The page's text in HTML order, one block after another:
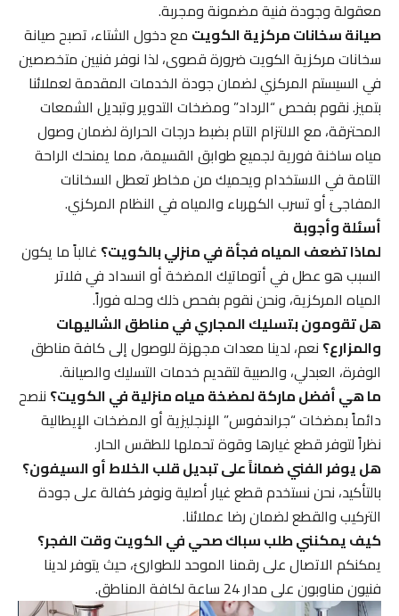
معقولة وجودة فنية مضمونة ومجربة.
صيانة سخانات مركزية الكويتمع دخول الشتاء، تصبح صيانة
سخانات مركزية الكويت ضرورة قصوى، لذا نوفر فنيين متخصصين
في السيستم المركزي لضمان جودة الخدمات المقدمة لعملائنا
بتميز. نقوم بفحص “الرداد” ومضخات التدوير وتبديل الشمعات
المحترقة، مع الالتزام التام بضبط درجات الحرارة لضمان وصول
مياه ساخنة فورية لجميع طوابق القسيمة، مما يمنحك الراحة
التامة في الاستخدام ويحميك من مخاطر تعطل السخانات
المفاجئ أو تسرب الكهرباء والمياه في النظام المركزي.
أسئلة وأجوبة
لماذا تضعف المياه فجأة في منزلي بالكويت؟غالباً ما يكون
السبب هو عطل في أتوماتيك المضخة أو انسداد في فلاتر
المياه المركزية، ونحن نقوم بفحص ذلك وحله فوراً.
هل تقومون بتسليك المجاري في مناطق الشاليهات
والمزارع؟نعم، لدينا معدات مجهزة للوصول إلى كافة مناطق
الوفرة، العبدلي، والصبية لتقديم خدمات التسليك والصيانة.
ما هي أفضل ماركة لمضخة مياه منزلية في الكويت؟ننصح
دائماً بمضخات “جراندفوس” الإنجليزية أو المضخات الإيطالية
نظراً لتوفر قطع غيارها وقوة تحملها للطقس الحار.
هل يوفر الفني ضماناً على تبديل قلب الخلاط أو السيفون؟
بالتأكيد، نحن نستخدم قطع غيار أصلية ونوفر كفالة على جودة
التركيب والقطع لضمان رضا عملائنا.
كيف يمكنني طلب سباك صحي في الكويت وقت الفجر؟
يمكنكم الاتصال على رقمنا الموحد للطوارئ، حيث يتوفر لدينا
فنيون مناوبون على مدار 24 ساعة لكافة المناطق.